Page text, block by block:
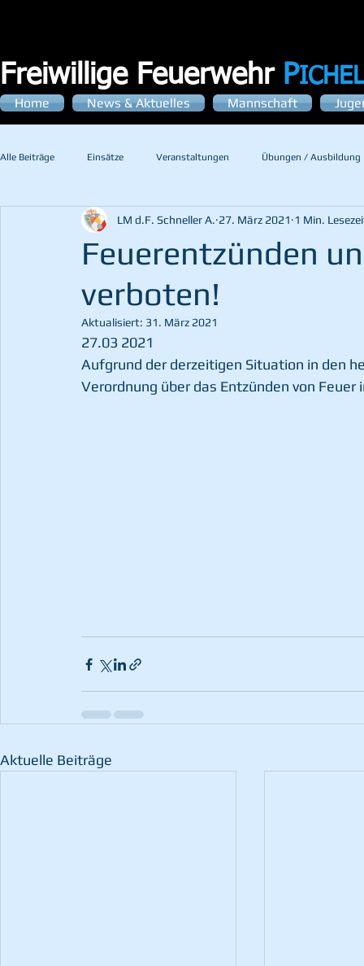
Freiwillige Feuerwehr P
Home News & Aktuelles Mannschaft
Alle Beiträge Einsätze Veranstaltungen Übungen / Ausbildung
Feuerentzünden
verboten!
LM d.F. Schneller A. 27. März 2021 1 Min.
Aktualisiert: 31. März 2021
27.03 2021
Aufgrund der derzeitigen Situation in den
Verordnung über das Entzünden von Feuer
Aktuelle Beiträge